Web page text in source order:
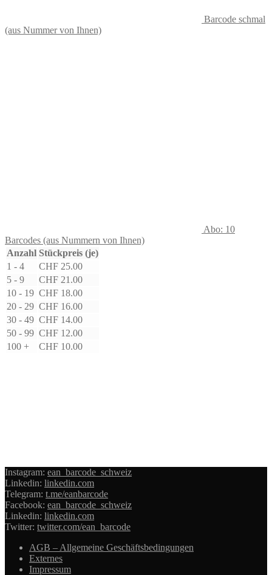
Barcode schmal
(aus Nummer von Ihnen)
Abo: 10
Barcodes (aus Nummern von Ihnen)
Anzahl Stückpreis (je)
1 - 4
CHF 25.00
5 - 9
CHF 21.00
10 - 19 CHF 18.00
20 - 29 CHF 16.00
30 - 49 CHF 14.00
50 - 99 CHF 12.00
100 +
CHF 10.00
Instagram: ean_barcode_schweiz
Linkedin: linkedin.com
Telegram: t.me/eanbarcode
Facebook: ean_barcode_schweiz
Linkedin: linkedin.com
Twitter: twitter.com/ean_barcode
AGB – Allgemeine Geschäftsbedingungen
Externes
Impressum